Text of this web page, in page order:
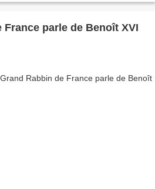
France parle de Benoît XVI